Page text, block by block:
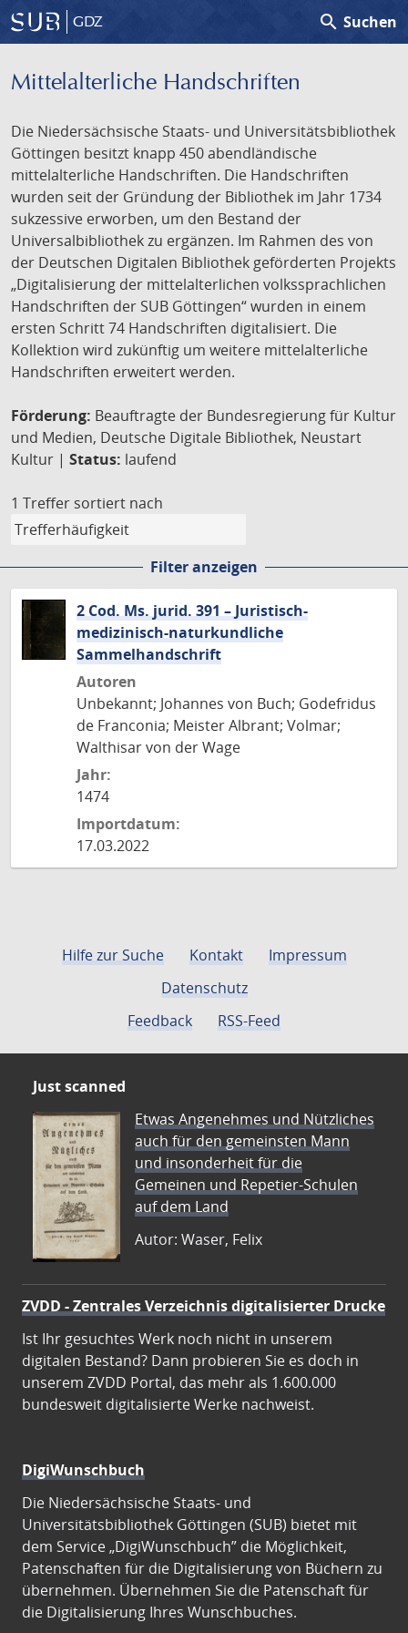
GDZ search Suchen
Mittelalterliche Handschriften
Die Niedersächsische Staats- und Universitätsbibliothek
Göttingen besitzt knapp 450 abendländische
mittelalterliche Handschriften. Die Handschriften
wurden seit der Gründung der Bibliothek im Jahr 1734
sukzessive erworben, um den Bestand der
Universalbibliothek zu ergänzen. Im Rahmen des von
der Deutschen Digitalen Bibliothek geförderten Projekts
„Digitalisierung der mittelalterlichen volkssprachlichen
Handschriften der SUB Göttingen“ wurden in einem
ersten Schritt 74 Handschriften digitalisiert. Die
Kollektion wird zukünftig um weitere mittelalterliche
Handschriften erweitert werden.
Förderung: Beauftragte der Bundesregierung für Kultur
und Medien, Deutsche Digitale Bibliothek, Neustart
Kultur | Status: laufend
1 Treffer sortiert nach
Filter anzeigen
2 Cod. Ms. jurid. 391 – Juristisch-
medizinisch-naturkundliche
Sammelhandschrift
Autoren
Unbekannt; Johannes von Buch; Godefridus
de Franconia; Meister Albrant; Volmar;
Walthisar von der Wage
Jahr:
1474
Importdatum:
17.03.2022
Hilfe zur Suche Kontakt
Impressum
Datenschutz
Feedback
RSS-Feed
Just scanned
Etwas Angenehmes und Nützliches
auch für den gemeinsten Mann
und insonderheit für die
Gemeinen und Repetier-Schulen
auf dem Land
Autor: Waser, Felix
ZVDD - Zentrales Verzeichnis digitalisierter Drucke
Ist Ihr gesuchtes Werk noch nicht in unserem
digitalen Bestand? Dann probieren Sie es doch in
unserem ZVDD Portal, das mehr als 1.600.000
bundesweit digitalisierte Werke nachweist.
DigiWunschbuch
Die Niedersächsische Staats- und
Universitätsbibliothek Göttingen (SUB) bietet mit
dem Service „DigiWunschbuch” die Möglichkeit,
Patenschaften für die Digitalisierung von Büchern zu
übernehmen. Übernehmen Sie die Patenschaft für
die Digitalisierung Ihres Wunschbuches.